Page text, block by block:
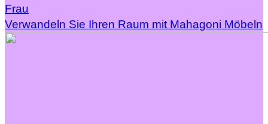
Frau
Verwandeln Sie Ihren Raum mit Mahagoni Möbeln